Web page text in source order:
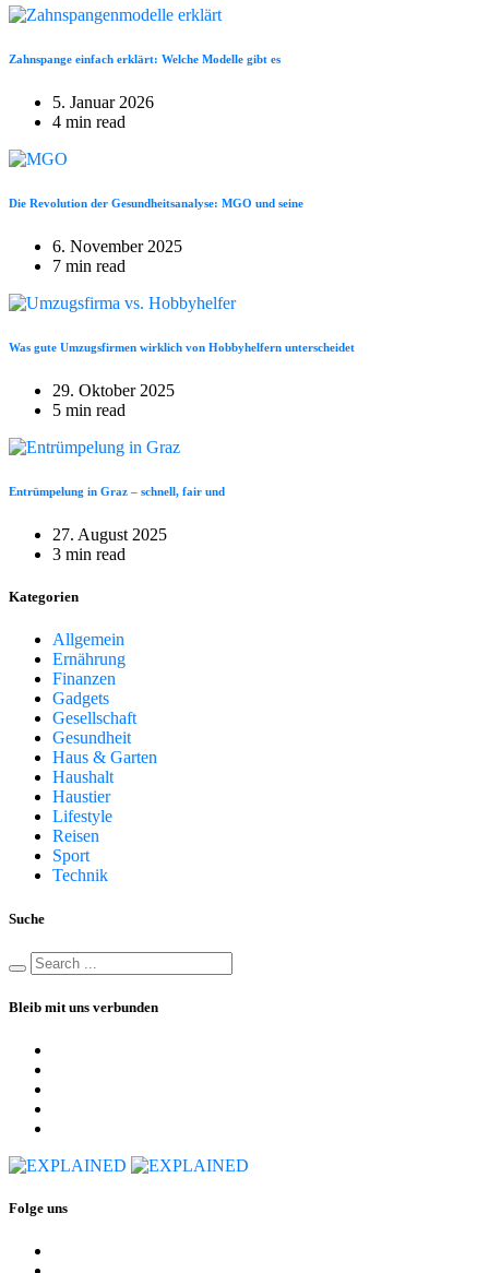
Zahnspange einfach erklärt: Welche Modelle gibt es
5. Januar 2026
4 min read
Die Revolution der Gesundheitsanalyse: MGO und seine
6. November 2025
7 min read
Was gute Umzugsfirmen wirklich von Hobbyhelfern unterscheidet
29. Oktober 2025
5 min read
Entrümpelung in Graz – schnell, fair und
27. August 2025
3 min read
Kategorien
Allgemein
Ernährung
Finanzen
Gadgets
Gesellschaft
Gesundheit
Haus & Garten
Haushalt
Haustier
Lifestyle
Reisen
Sport
Technik
Suche
Bleib mit uns verbunden
Folge uns